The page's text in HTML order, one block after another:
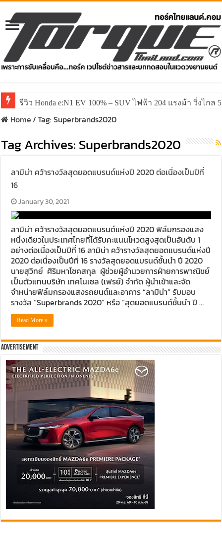
รีวิว Honda e:N1 EV 100% – SUV ไฟฟ้า 204 แรงม้า วิ่งไกล
Home/Tag:Superbrands2020
Tag Archives: Superbrands2020
ลามิน่า คว้ารางวัลสุดยอดแบรนด์แห่งปี 2020 ต่อเนื่องเป็นปีที่
16
January 30, 2021
ลามิน่า คว้ารางวัลสุดยอดแบรนด์แห่งปี 2020 ฟิล์มกรองแสง
หนึ่งเดียวในประเทศไทยที่ได้รับคะแนนโหวตสูงสุดเป็นอันดับ 1
อย่างต่อเนื่องเป็นปีที่ 16 ลามิน่า คว้ารางวัลสุดยอดแบรนด์แห่งปี
2020 ต่อเนื่องเป็นปีที่ 16 รางวัลสุดยอดแบรนด์ชั้นนำ ปี 2020
นายสุวิทย์ ศิริมหาโชคสกุล ผู้ช่วยผู้อำนวยการฝ่ายการพาณิชย์
เป็นตัวแทนบริษัท เทคโนเซล (เฟรย์) จำกัด ผู้นำเข้าและจัด
จำหน่ายฟิล์มกรองแสงรถยนต์และอาคาร “ลามิน่า” รับมอบ
รางวัล “Superbrands 2020” หรือ “สุดยอดแบรนด์ชั้นนำ ปี …
Read More »
Advertisement